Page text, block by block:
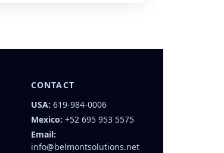
CONTACT
USA: 619-984-0006
Mexico: +52 695 953 5575
Email:
info@belmontsolutions.net